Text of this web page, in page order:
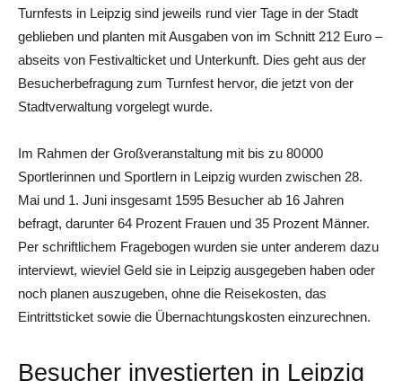
Turnfests in Leipzig sind jeweils rund vier Tage in der Stadt
geblieben und planten mit Ausgaben von im Schnitt 212 Euro –
abseits von Festivalticket und Unterkunft. Dies geht aus der
Besucherbefragung zum Turnfest hervor, die jetzt von der
Stadtverwaltung vorgelegt wurde.
Im Rahmen der Großveranstaltung mit bis zu 80 000
Sportlerinnen und Sportlern in Leipzig wurden zwischen 28.
Mai und 1. Juni insgesamt 1595 Besucher ab 16 Jahren
befragt, darunter 64 Prozent Frauen und 35 Prozent Männer.
Per schriftlichem Fragebogen wurden sie unter anderem dazu
interviewt, wieviel Geld sie in Leipzig ausgegeben haben oder
noch planen auszugeben, ohne die Reisekosten, das
Eintrittsticket sowie die Übernachtungskosten einzurechnen.
Besucher investierten in Leipzig